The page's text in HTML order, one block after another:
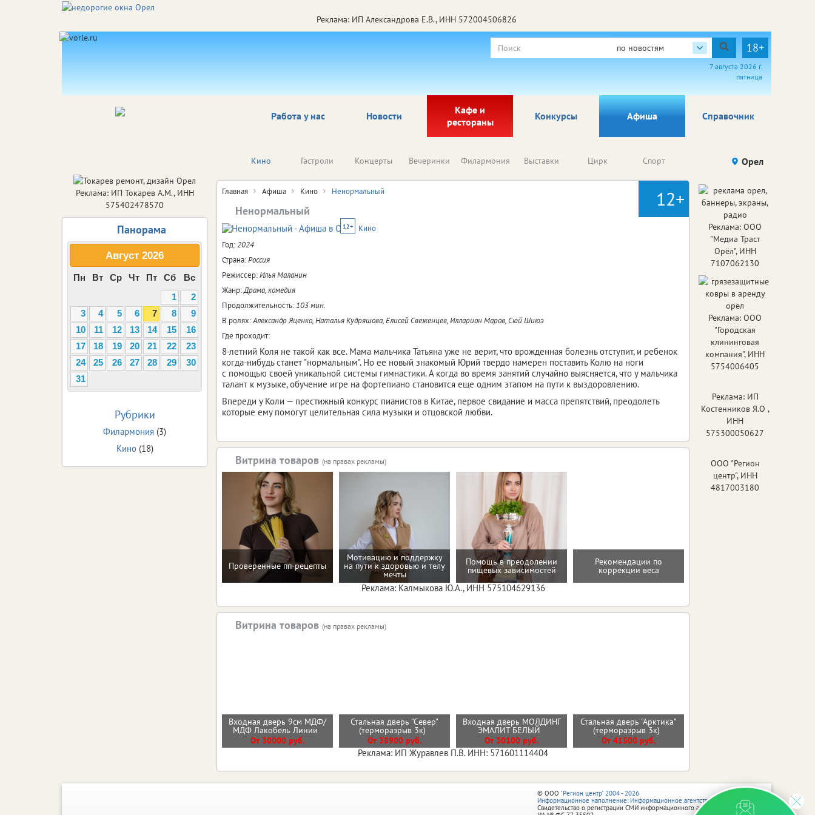
Реклама: ИП Александрова Е.В., ИНН 572004506826
по новостям 18+
7 августа 2026 г.
пятница
Работа у нас Новости
Кафе и
рестораны
Афиша Справочник
Конкурсы
Кино Гастроли Концерты Вечеринки Филармония Выставки Цирк Спорт конкурсов
Орел
12+
Главная Афиша Кино Ненормальный
Ненормальный
12+
Кино
Год:2024
Страна:Россия
Режиссер:Илья Маланин
Жанр:Драма, комедия
Продолжительность: 103 мин.
В ролях:Александр Яценко, Наталья Кудряшова, Елисей Свеженцев, Илларион Маров, Сюй Шиюэ
Где проходит:
8-летний Коля не такой как все. Мама мальчика Татьяна уже не верит, что врожденная болезнь отступит, и ребенок
когда-нибудь станет "нормальным". Но ее новый знакомый Юрий твердо намерен поставить Колю на ноги
с помощью своей уникальной системы гимнастики. А когда во время занятий случайно выясняется, что у мальчика
талант к музыке, обучение игре на фортепиано становится еще одним этапом на пути к выздоровлению.
Впереди у Коли — престижный конкурс пианистов в Китае, первое свидание и масса препятствий, преодолеть
которые ему помогут целительная сила музыки и отцовской любви.
Витрина товаров (на правах рекламы)
Проверенные пп-рецепты
Мотивацию и поддержку
на пути к здоровью и телу
мечты
Помощь в преодолении
пищевых зависимостей
Рекомендации по
коррекции веса
Реклама: Калмыкова Ю.А., ИНН 575104629136
Витрина товаров (на правах рекламы)
Входная дверь 9см МДФ/
МДФ Лакобель Линии
От 30000 руб.
Стальная дверь "Север"
(терморазрыв 3к)
От 38900 руб.
Входная дверь МОЛДИНГ
ЭМАЛИТ БЕЛЫЙ
От 30100 руб.
Стальная дверь "Арктика"
(терморазрыв 3к)
От 41500 руб.
Реклама: ИП Журавлев П.В. ИНН: 571601114404
Реклама: ИП Токарев А.М., ИНН
575402478570
Панорама
Август 2026
Пн Вт Ср Чт Пт Сб
Вс
1
2
3
4 5 6 7 8
9
10
11 12 13 14 15
16
17
18 19 20 21 22
23
24
25 26 27 28 29
30
31
Рубрики
Филармония (3)
Кино(18)
Реклама: ООО
"Медиа Траст
Орёл", ИНН
7107062130
Реклама: ООО
"Городская
клининговая
компания", ИНН
5754006405
Реклама: ИП
Костенников Я.О ,
ИНН
575300050627
ООО "Регион
центр", ИНН
4817003180
© ООО "Регион центр" 2004 - 2026
Информационное наполнение: Информационное агентство vRossii.ru
Свидетельство о регистрации СМИ информационного агентства vRossii.ru